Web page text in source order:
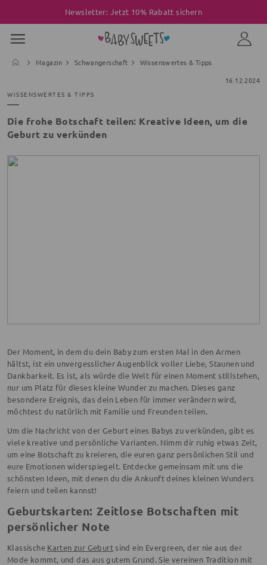
Newsletter: Jetzt 10% Rabatt sichern
Magazin Schwangerschaft
Wissenswertes & Tipps
16.12.2024
WISSENSWERTES & TIPPS
Die frohe Botschaft teilen: Kreative Ideen, um die
Geburt zu verkünden
Der Moment, in dem du dein Baby zum ersten Mal in den Armen
hältst, ist ein unvergesslicher Augenblick voller Liebe, Staunen und
Dankbarkeit. Es ist, als würde die Welt für einen Moment stillstehen,
nur um Platz für dieses kleine Wunder zu machen. Dieses ganz
besondere Ereignis, das dein Leben für immer verändern wird,
möchtest du natürlich mit Familie und Freunden teilen.
Um die Nachricht von der Geburt eines Babys zu verkünden, gibt es
viele kreative und persönliche Varianten. Nimm dir ruhig etwas Zeit,
um eine Botschaft zu kreieren, die euren ganz persönlichen Stil und
eure Emotionen widerspiegelt. Entdecke gemeinsam mit uns die
schönsten Ideen, mit denen du die Ankunft deines kleinen Wunders
feiern und teilen kannst!
Geburtskarten: Zeitlose Botschaften mit
persönlicher Note
Klassische Karten zur Geburtsind ein Evergreen, der nie aus der
Mode kommt, und das aus gutem Grund. Sie vereinen Tradition mit